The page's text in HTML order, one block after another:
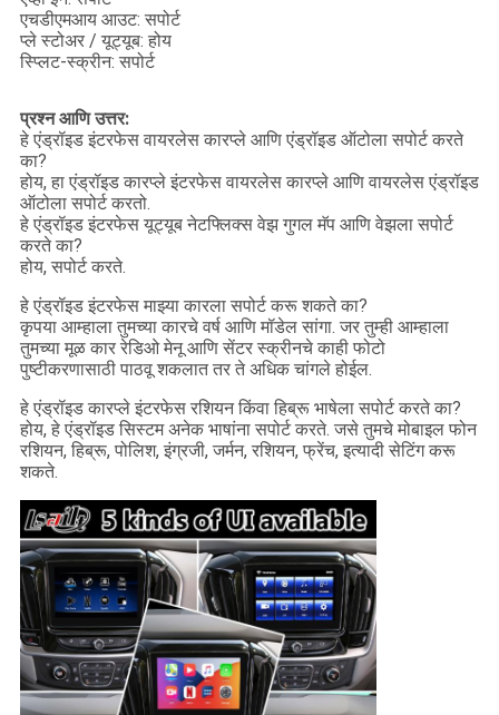
एचडीएमआय आउट: सपोर्ट
प्ले स्टोअर / यूट्यूब: होय
स्प्लिट-स्क्रीन: सपोर्ट
प्रश्न आणि उत्तर:
हे एंड्रॉइड इंटरफेस वायरलेस कारप्ले आणि एंड्रॉइड ऑटोला सपोर्ट करते
का?
होय, हा एंड्रॉइड कारप्ले इंटरफेस वायरलेस कारप्ले आणि वायरलेस एंड्रॉइड
ऑटोला सपोर्ट करतो.
हे एंड्रॉइड इंटरफेस यूट्यूब नेटफ्लिक्स वेझ गुगल मॅप आणि वेझला सपोर्ट
करते का?
होय, सपोर्ट करते.
हे एंड्रॉइड इंटरफेस माझ्या कारला सपोर्ट करू शकते का?
कृपया आम्हाला तुमच्या कारचे वर्ष आणि मॉडेल सांगा. जर तुम्ही आम्हाला
तुमच्या मूळ कार रेडिओ मेनू आणि सेंटर स्क्रीनचे काही फोटो
पुष्टीकरणासाठी पाठवू शकलात तर ते अधिक चांगले होईल.
हे एंड्रॉइड कारप्ले इंटरफेस रशियन किंवा हिब्रू भाषेला सपोर्ट करते का?
होय, हे एंड्रॉइड सिस्टम अनेक भाषांना सपोर्ट करते. जसे तुमचे मोबाइल फोन
रशियन, हिब्रू, पोलिश, इंग्रजी, जर्मन, रशियन, फ्रेंच, इत्यादी सेटिंग करू
शकते.